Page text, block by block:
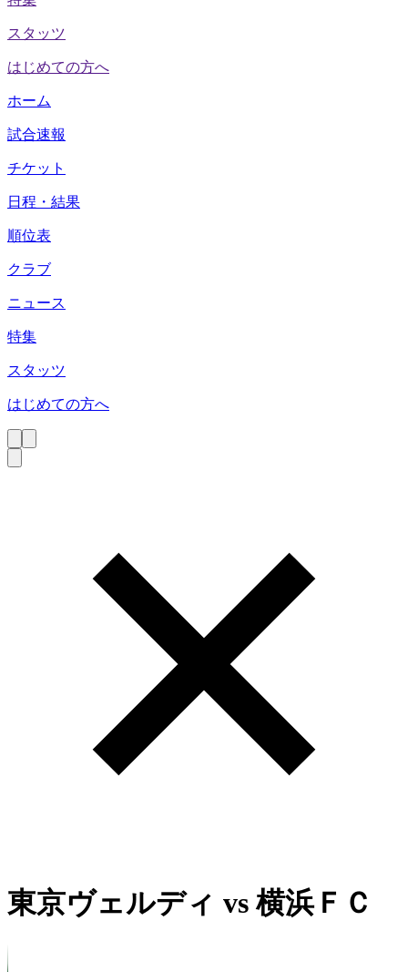
スタッツ
はじめての方へ
ホーム
試合速報
チケット
日程・結果
順位表
クラブ
ニュース
特集
スタッツ
はじめての方へ
東京ヴェルディ vs横浜ＦＣ